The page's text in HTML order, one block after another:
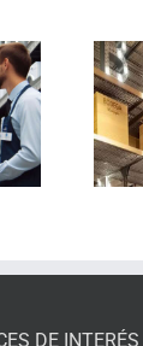
DE INTERÉS